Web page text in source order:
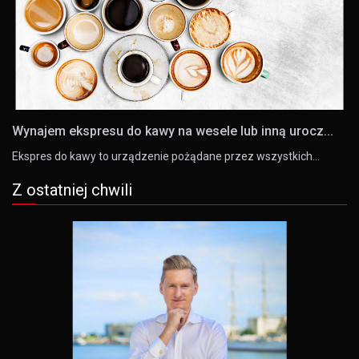
Wynajem ekspresu do kawy na wesele lub inną urocz...
Ekspres do kawy to urządzenie pożądane przez wszystkich…
Z ostatniej chwili